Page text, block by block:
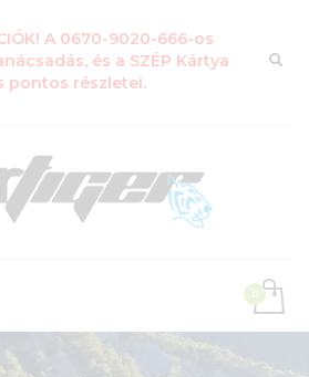
A 0670-9020-666-os
és a SZÉP Kártya
pontos részletei.